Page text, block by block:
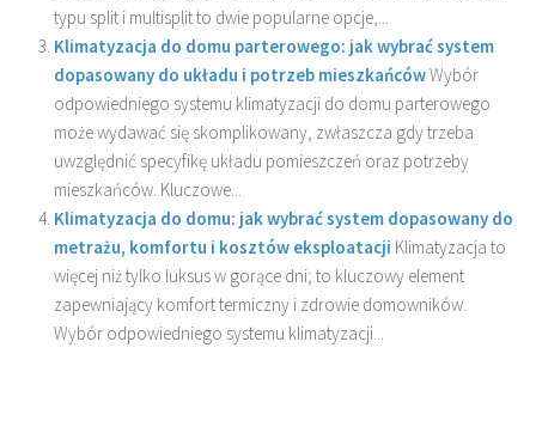
typu split i multisplit to dwie popularne opcje,...
Klimatyzacja do domu parterowego: jak wybrać system
dopasowany do układu i potrzeb mieszkańcówWybór
odpowiedniego systemu klimatyzacji do domu parterowego
może wydawać się skomplikowany, zwłaszcza gdy trzeba
uwzględnić specyfikę układu pomieszczeń oraz potrzeby
mieszkańców. Kluczowe...
Klimatyzacja do domu: jak wybrać system dopasowany do
metrażu, komfortu i kosztów eksploatacji Klimatyzacja to
więcej niż tylko luksus w gorące dni; to kluczowy element
zapewniający komfort termiczny i zdrowie domowników.
Wybór odpowiedniego systemu klimatyzacji...